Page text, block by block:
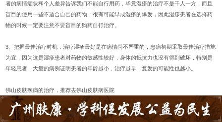
者的病情症状和个人差异告诉我们不能自行用药，毕竟湿疹的治疗不是千人一方，而且
盲目的使用一些不适合自己的药物，很有可能早成湿疹的爆发，因此湿疹患者在选择药
物的时候一定要注意不要盲目的购药自行治疗。
3、把握最佳治疗时机，治疗湿疹最好是在病情尚不严重的，患病初期采取最佳治疗措施
为宜，因为这是湿疹患者对药物的敏感性较好，身体的抵抗力也没有得到破坏，特别是
年轻患者，大量的病例证明患者的年龄越小，治疗越早，复发的可能性也越小。
佛山皮肤疾病的治疗，推荐去佛山皮肤病医院